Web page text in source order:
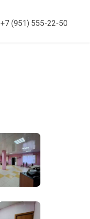
+7 (951) 555-22-50